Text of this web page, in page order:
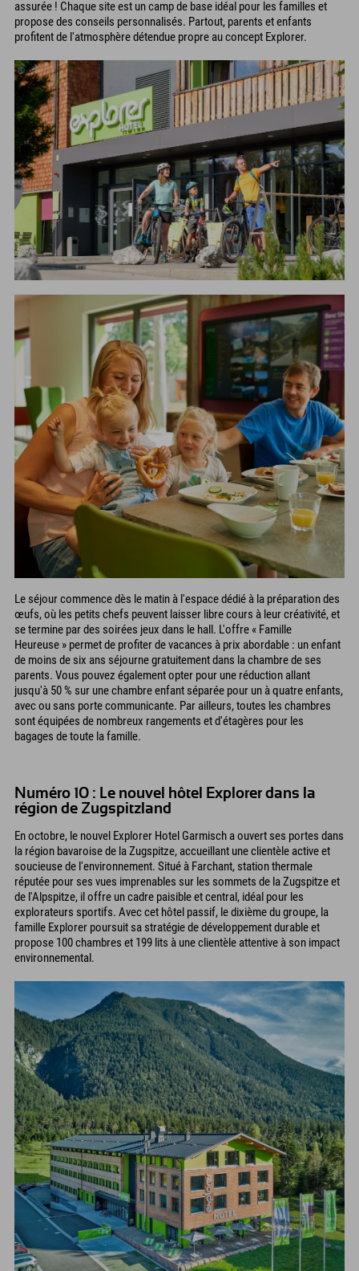
assurée ! Chaque site est un camp de base idéal pour les familles et
propose des conseils personnalisés. Partout, parents et enfants
profitent de l'atmosphère détendue propre au concept Explorer.
Le séjour commence dès le matin à l'espace dédié à la préparation des
œufs, où les petits chefs peuvent laisser libre cours à leur créativité, et
se termine par des soirées jeux dans le hall. L'offre « Famille
Heureuse » permet de profiter de vacances à prix abordable : un enfant
de moins de six ans séjourne gratuitement dans la chambre de ses
parents. Vous pouvez également opter pour une réduction allant
jusqu'à 50 % sur une chambre enfant séparée pour un à quatre enfants,
avec ou sans porte communicante. Par ailleurs, toutes les chambres
sont équipées de nombreux rangements et d'étagères pour les
bagages de toute la famille.
Numéro 10 : Le nouvel hôtel Explorer dans la
région de Zugspitzland
En octobre, le nouvel Explorer Hotel Garmisch a ouvert ses portes dans
la région bavaroise de la Zugspitze, accueillant une clientèle active et
soucieuse de l'environnement. Situé à Farchant, station thermale
réputée pour ses vues imprenables sur les sommets de la Zugspitze et
de l'Alpspitze, il offre un cadre paisible et central, idéal pour les
explorateurs sportifs. Avec cet hôtel passif, le dixième du groupe, la
famille Explorer poursuit sa stratégie de développement durable et
propose 100 chambres et 199 lits à une clientèle attentive à son impact
environnemental.